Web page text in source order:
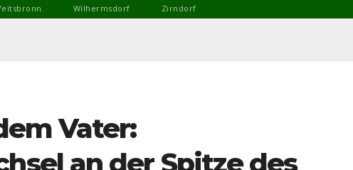
Wilhermsdorf Zirndorf
Vater: